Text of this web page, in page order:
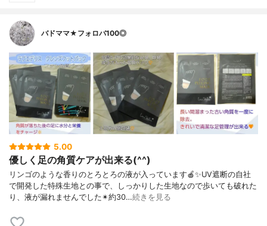
バドママ★フォロバ100◎
5.00
優しく足の角質ケアが出来る(^^)
リンゴのような香りのとろとろの液が入っています🍎✨UV遮断の自社
で開発した特殊生地との事で、しっかりした生地なので歩いても破れた
り、液が漏れませんでした✴約30…続きを見る